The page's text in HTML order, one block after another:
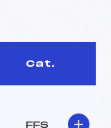
Cat.
FFS